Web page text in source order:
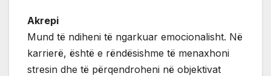
Akrepi
Mund të ndiheni të ngarkuar emocionalisht. Në
karrierë, është e rëndësishme të menaxhoni
stresin dhe të përqendroheni në objektivat